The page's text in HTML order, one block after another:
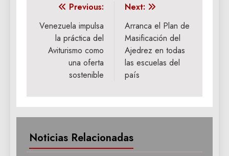
Navegación
de
entradas
Previous:
Venezuela impulsa
la práctica del
Aviturismo como
una oferta
sostenible
Next:
Arranca el Plan de
Masificación del
Ajedrez en todas
las escuelas del
país
Noticias Relacionadas